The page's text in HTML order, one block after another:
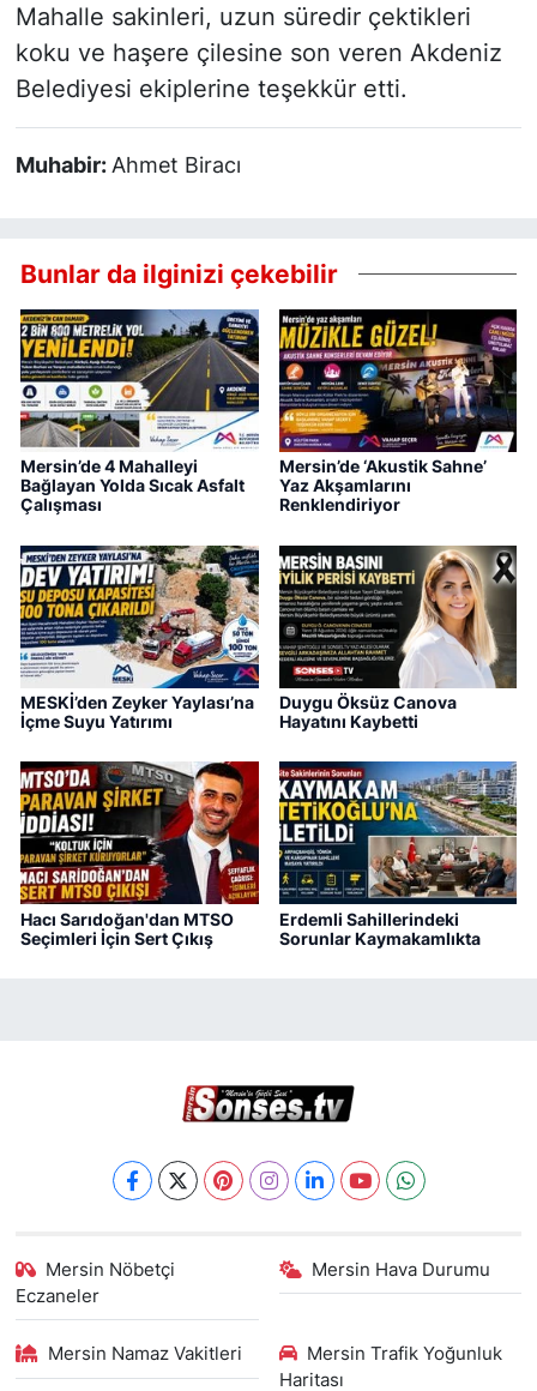
Mahalle sakinleri, uzun süredir çektikleri
koku ve haşere çilesine son veren Akdeniz
Belediyesi ekiplerine teşekkür etti.
Muhabir: Ahmet Biracı
Bunlar da ilginizi çekebilir
Mersin’de 4 Mahalleyi
Bağlayan Yolda Sıcak Asfalt
Çalışması
Mersin’de ‘Akustik Sahne’
Yaz Akşamlarını
Renklendiriyor
MESKİ’den Zeyker Yaylası’na
İçme Suyu Yatırımı
Duygu Öksüz Canova
Hayatını Kaybetti
Hacı Sarıdoğan'dan MTSO
Seçimleri İçin Sert Çıkış
Erdemli Sahillerindeki
Sorunlar Kaymakamlıkta
Mersin Nöbetçi
Eczaneler
Mersin Hava Durumu
Mersin Namaz Vakitleri
Mersin Trafik Yoğunluk
Haritası